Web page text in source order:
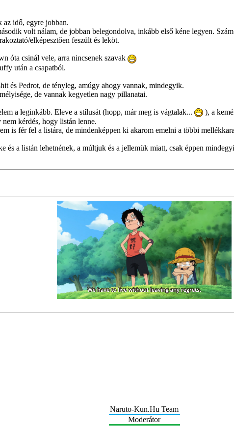
az idő, egyre jobban.
volt nálam, de jobban belegondolva, inkább első kéne legyen.
elképesztően feszült és leköt.
óta csinál vele, arra nincsenek szavak
után a csapatból.
és Pedrot, de tényleg, amúgy ahogy vannak, mindegyik.
de vannak kegyetlen nagy pillanatai.
a leginkább. Eleve a stílusát (hopp, már meg is vágtalak...
), a
kérdés, hogy listán lenne.
is fér fel a listára, de mindenképpen ki akarom emelni a többi
és a listán lehetnének, a múltjuk és a jellemük miatt, csak éppen
Naruto-Kun.Hu Team
Moderátor